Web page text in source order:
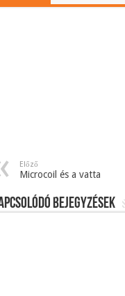
Előző
Microcoil és a vatta
bejegyzések